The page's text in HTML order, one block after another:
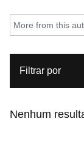
Filtrar por
Nenhum